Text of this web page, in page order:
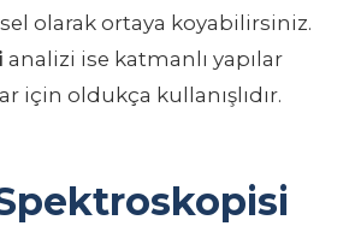
olarak ortaya koyabilirsiniz.
analizi ise katmanlı yapılar
için oldukça kullanışlıdır.